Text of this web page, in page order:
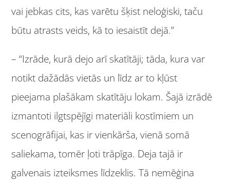
vai jebkas cits, kas varētu šķist neloģiski, taču
būtu atrasts veids, kā to iesaistīt dejā.”
– “Izrāde, kurā dejo arī skatītāji; tāda, kura var
notikt dažādās vietās un līdz ar to kļūst
pieejama plašākam skatītāju lokam. Šajā izrādē
izmantoti ilgtspējīgi materiāli kostīmiem un
scenogrāfijai, kas ir vienkārša, vienā somā
saliekama, tomēr ļoti trāpīga. Deja tajā ir
galvenais izteiksmes līdzeklis. Tā nemēģina